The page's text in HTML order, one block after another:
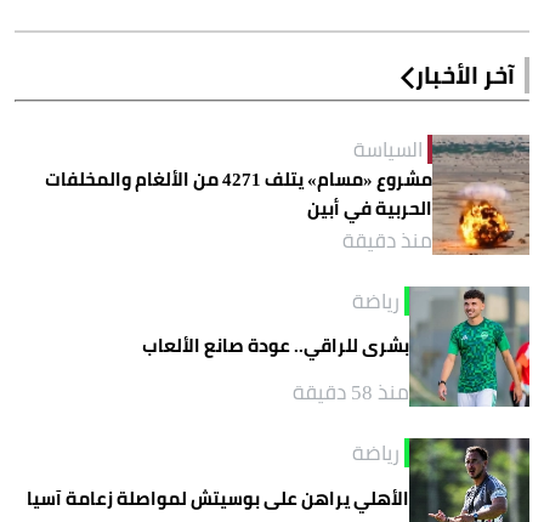
آخر الأخبار
السياسة
مشروع «مسام» يتلف 4271 من الألغام والمخلفات
الحربية في أبين
منذ دقيقة
رياضة
بشرى للراقي.. عودة صانع الألعاب
منذ 58 دقيقة
رياضة
الأهلي يراهن على بوسيتش لمواصلة زعامة آسيا